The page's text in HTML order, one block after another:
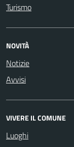
Turismo
NOVITÀ
Notizie
Avvisi
VIVERE IL COMUNE
Luoghi